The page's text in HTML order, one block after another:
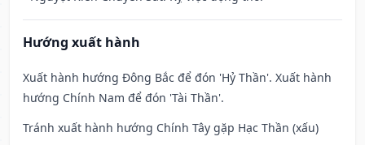
Hướng xuất hành
Xuất hành hướng Đông Bắc để đón 'Hỷ Thần'. Xuất hành
hướng Chính Nam để đón 'Tài Thần'.
Tránh xuất hành hướng Chính Tây gặp Hạc Thần (xấu)